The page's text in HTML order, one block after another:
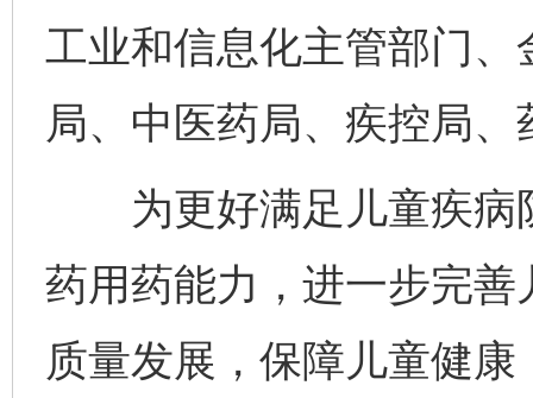
工业和信息化主管部门
局、中医药局、疾控局、
为更好满足儿童疾病
药用药能力，进一步完
质量发展，保障儿童健